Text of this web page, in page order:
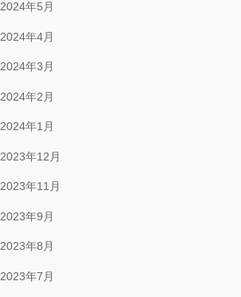
2024年5月
2024年4月
2024年3月
2024年2月
2024年1月
2023年12月
2023年11月
2023年9月
2023年8月
2023年7月